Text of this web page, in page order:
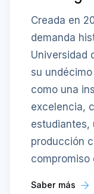
Creada en
demanda
Universidad
su
como una
excelencia,
estudiantes,
producción
compromiso
Saber más